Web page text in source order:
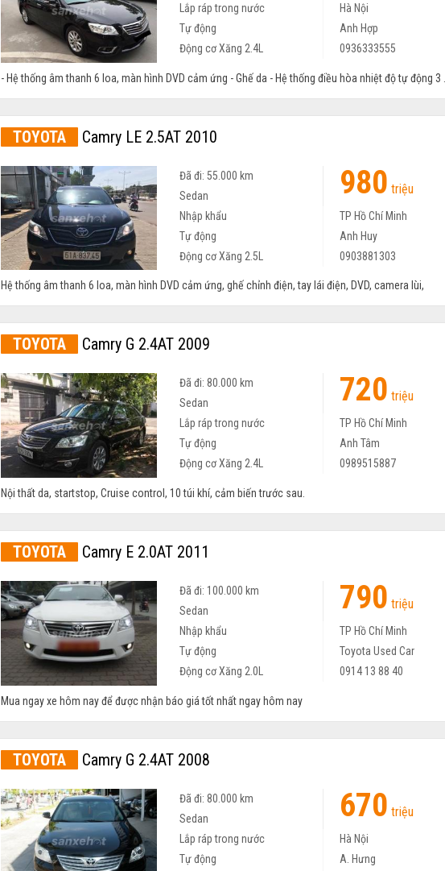
Lắp ráp trong nước
Hà Nội
Tự động
Anh Hợp
Động cơ Xăng 2.4L
0936333555
- Hệ thống âm thanh 6 loa, màn hình DVD cảm ứng - Ghế da - Hệ thống điều hòa nhiệt độ tự động 3 ...
TOYOTA Camry LE 2.5AT 2010
Đã đi: 55.000 km 980 triệu
Sedan
Nhập khẩu
TP Hồ Chí Minh
Tự động
Anh Huy
Động cơ Xăng 2.5L
0903881303
Hệ thống âm thanh 6 loa, màn hình DVD cảm ứng, ghế chỉnh điện, tay lái điện, DVD, camera lùi,
TOYOTA Camry G 2.4AT 2009
Đã đi: 80.000 km 720 triệu
Sedan
Lắp ráp trong nước
TP Hồ Chí Minh
Tự động
Anh Tâm
Động cơ Xăng 2.4L
0989515887
Nội thất da, startstop, Cruise control, 10 túi khí, cảm biến trước sau.
TOYOTA Camry E 2.0AT 2011
Đã đi: 100.000 km 790 triệu
Sedan
Nhập khẩu
TP Hồ Chí Minh
Tự động
Toyota Used Car
Động cơ Xăng 2.0L
0914 13 88 40
Mua ngay xe hôm nay để được nhận báo giá tốt nhất ngay hôm nay
TOYOTA Camry G 2.4AT 2008
Đã đi: 80.000 km 670 triệu
Sedan
Lắp ráp trong nước
Hà Nội
Tự động
A. Hưng